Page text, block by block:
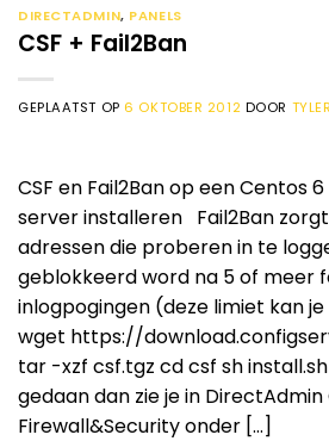
DIRECTADMIN, PANELS
CSF + Fail2Ban
GEPLAATST OP 6 OKTOBER 2012 DOOR TYLER
CSF en Fail2Ban op een Centos
server installeren Fail2Ban
adressen die proberen in te
geblokkeerd word na 5 of meer
inlogpogingen (deze limiet kan
wget https://
tar -xzf csf.tgz cd csf sh
gedaan dan zie je in
Firewall&Security onder […]